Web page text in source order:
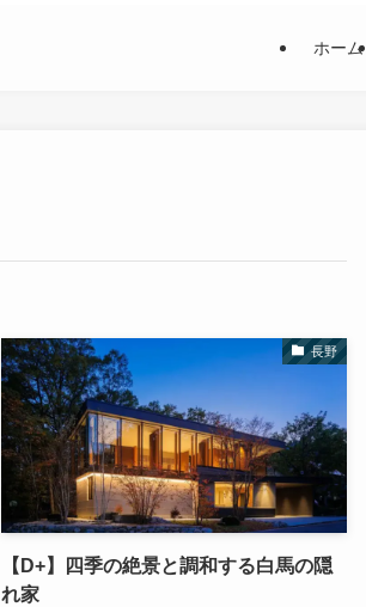
ホーム
長野
【D+】四季の絶景と調和する白馬の隠
れ家